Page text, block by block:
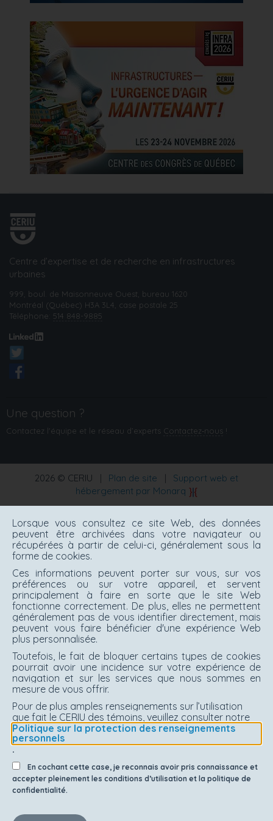
Centre d’expertise et de recherche en infrastructures
urbaines
999, boul. de Maisonneuve Ouest, bureau 1620
Montréal (Québec) H3A 3L4, case postale 25
Téléphone: 514 848-9885
Une question ?
Contactez l'équipe et le réseau d’experts Contactez‑nous !
2026 © CERIU Plan de site
Support web et
hébergement par Monarq
Lorsque vous consultez ce site Web, des données
peuvent être archivées dans votre navigateur ou
récupérées à partir de celui-ci, généralement sous la
forme de cookies.
Ces informations peuvent porter sur vous, sur vos
préférences ou sur votre appareil, et servent
principalement à faire en sorte que le site Web
fonctionne correctement. De plus, elles ne permettent
généralement pas de vous identifier directement, mais
peuvent vous faire bénéficier d'une expérience Web
plus personnalisée.
Toutefois, le fait de bloquer certains types de cookies
pourrait avoir une incidence sur votre expérience de
navigation et sur les services que nous sommes en
mesure de vous offrir.
Pour de plus amples renseignements sur l’utilisation
que fait le CERIU des témoins, veuillez consulter notre
Politique sur la protection des renseignements
personnels
.
En cochant cette case, je reconnais avoir pris connaissance et
accepter pleinement les conditions d’utilisation et la politique de
confidentialité.